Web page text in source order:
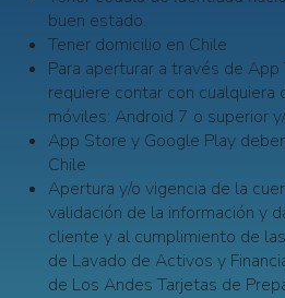
buen estado.
Tener domicilio en Chile
Para aperturar a través de
requiere contar con
móviles: Android 7 o superior
App Store y Google Play
Chile
Apertura y/o vigencia de la
validación de la información y
cliente y al cumplimiento de
de Lavado de Activos y
de Los Andes Tarjetas de